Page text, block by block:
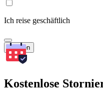
Ich reise geschäftlich
Suchen
Kostenlose